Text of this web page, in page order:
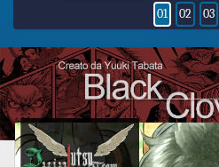
01
02 03